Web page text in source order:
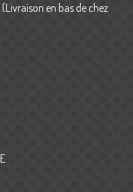
(Livraison en bas de chez